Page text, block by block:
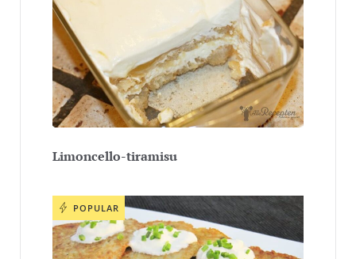
Limoncello-tiramisu
POPULAR